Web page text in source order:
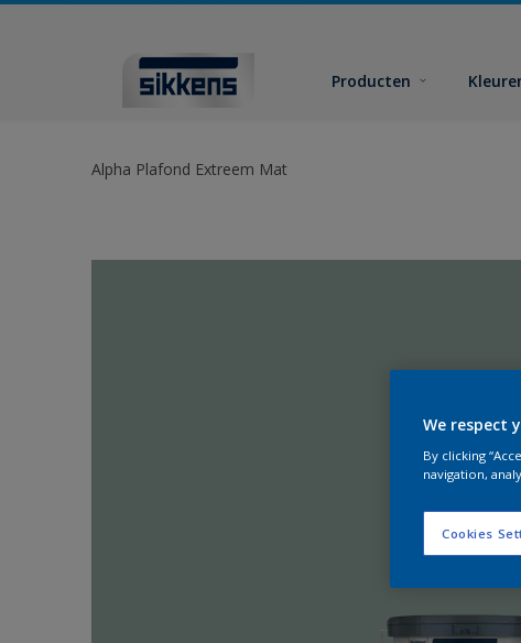
Producten
Alpha Plafond Extreem Mat
We respect
By clicking
navigation,
Cookies